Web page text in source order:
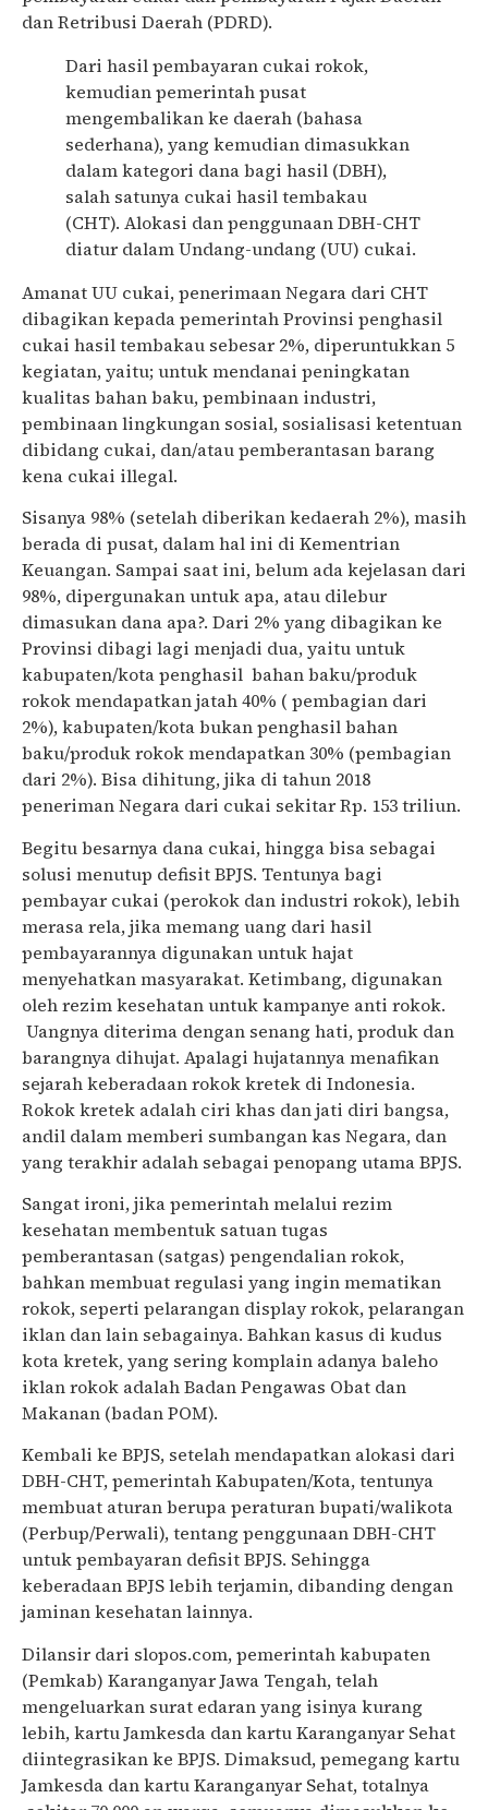
dan Retribusi Daerah (PDRD).
Dari hasil pembayaran cukai rokok,
kemudian pemerintah pusat
mengembalikan ke daerah (bahasa
sederhana), yang kemudian dimasukkan
dalam kategori dana bagi hasil (DBH),
salah satunya cukai hasil tembakau
(CHT). Alokasi dan penggunaan DBH-CHT
diatur dalam Undang-undang (UU) cukai.
Amanat UU cukai, penerimaan Negara dari CHT
dibagikan kepada pemerintah Provinsi penghasil
cukai hasil tembakau sebesar 2%, diperuntukkan 5
kegiatan, yaitu; untuk mendanai peningkatan
kualitas bahan baku, pembinaan industri,
pembinaan lingkungan sosial, sosialisasi ketentuan
dibidang cukai, dan/atau pemberantasan barang
kena cukai illegal.
Sisanya 98% (setelah diberikan kedaerah 2%), masih
berada di pusat, dalam hal ini di Kementrian
Keuangan. Sampai saat ini, belum ada kejelasan dari
98%, dipergunakan untuk apa, atau dilebur
dimasukan dana apa?. Dari 2% yang dibagikan ke
Provinsi dibagi lagi menjadi dua, yaitu untuk
kabupaten/kota penghasil bahan baku/produk
rokok mendapatkan jatah 40% ( pembagian dari
2%), kabupaten/kota bukan penghasil bahan
baku/produk rokok mendapatkan 30% (pembagian
dari 2%). Bisa dihitung, jika di tahun 2018
peneriman Negara dari cukai sekitar Rp. 153 triliun.
Begitu besarnya dana cukai, hingga bisa sebagai
solusi menutup defisit BPJS. Tentunya bagi
pembayar cukai (perokok dan industri rokok), lebih
merasa rela, jika memang uang dari hasil
pembayarannya digunakan untuk hajat
menyehatkan masyarakat. Ketimbang, digunakan
oleh rezim kesehatan untuk kampanye anti rokok.
Uangnya diterima dengan senang hati, produk dan
barangnya dihujat. Apalagi hujatannya menafikan
sejarah keberadaan rokok kretek di Indonesia.
Rokok kretek adalah ciri khas dan jati diri bangsa,
andil dalam memberi sumbangan kas Negara, dan
yang terakhir adalah sebagai penopang utama BPJS.
Sangat ironi, jika pemerintah melalui rezim
kesehatan membentuk satuan tugas
pemberantasan (satgas) pengendalian rokok,
bahkan membuat regulasi yang ingin mematikan
rokok, seperti pelarangan display rokok, pelarangan
iklan dan lain sebagainya. Bahkan kasus di kudus
kota kretek, yang sering komplain adanya baleho
iklan rokok adalah Badan Pengawas Obat dan
Makanan (badan POM).
Kembali ke BPJS, setelah mendapatkan alokasi dari
DBH-CHT, pemerintah Kabupaten/Kota, tentunya
membuat aturan berupa peraturan bupati/walikota
(Perbup/Perwali), tentang penggunaan DBH-CHT
untuk pembayaran defisit BPJS. Sehingga
keberadaan BPJS lebih terjamin, dibanding dengan
jaminan kesehatan lainnya.
Dilansir dari slopos.com, pemerintah kabupaten
(Pemkab) Karanganyar Jawa Tengah, telah
mengeluarkan surat edaran yang isinya kurang
lebih, kartu Jamkesda dan kartu Karanganyar Sehat
diintegrasikan ke BPJS. Dimaksud, pemegang kartu
Jamkesda dan kartu Karanganyar Sehat, totalnya